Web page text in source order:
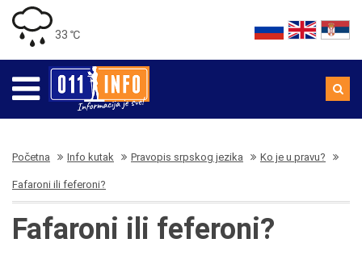
33 ℃
Početna Info kutak Pravopis srpskog jezika Ko je u pravu?
Fafaroni ili feferoni?
Fafaroni ili feferoni?